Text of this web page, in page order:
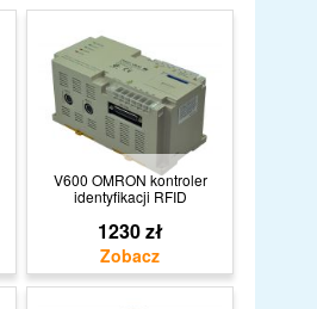
V600 OMRON kontroler
identyfikacji RFID
1230 zł